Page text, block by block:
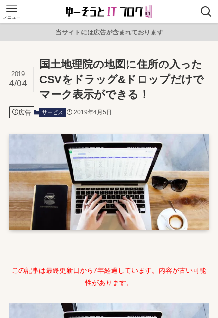
メニュー
当サイトには広告が含まれております
国土地理院の地図に住所の入った
CSVをドラッグ&ドロップだけで
マーク表示ができる！
2019
4/04
広告 サービス 2019年4月5日
この記事は最終更新日から7年経過しています。内容が古い可能
性があります。